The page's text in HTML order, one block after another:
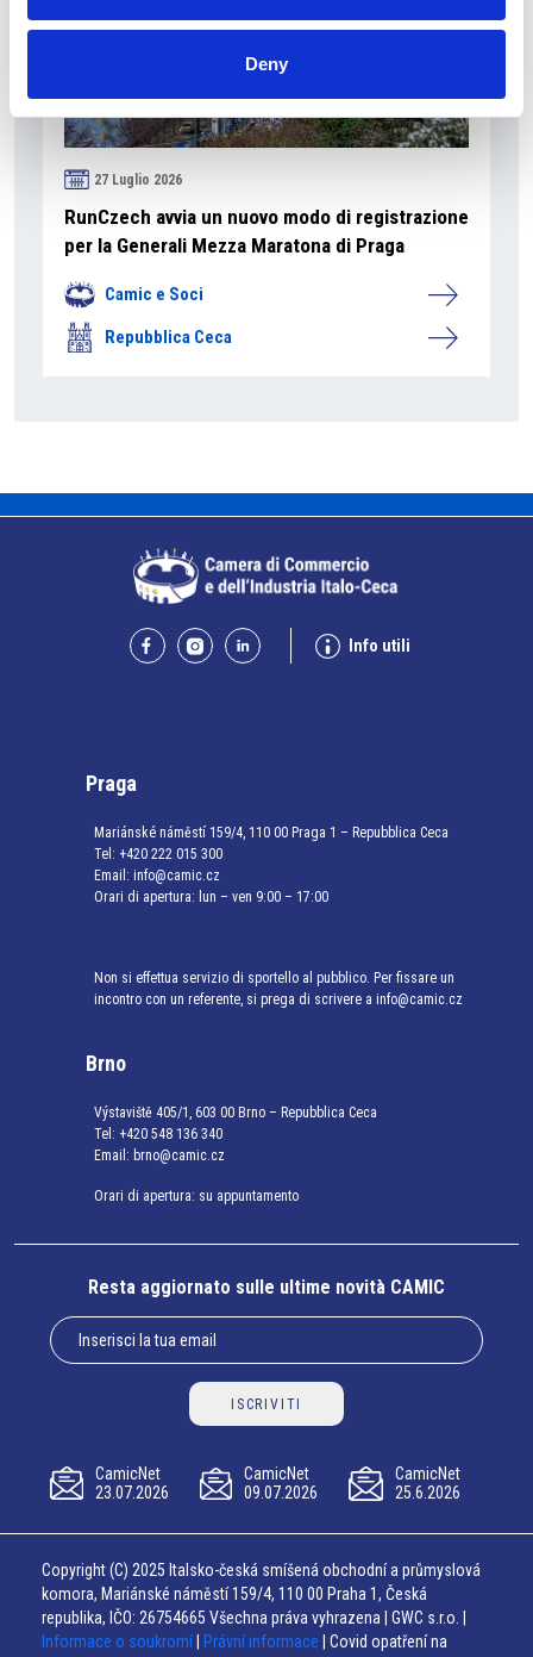
Deny
27 Luglio 2026
RunCzech avvia un nuovo modo di registrazione
per la Generali Mezza Maratona di Praga
Camic e Soci
Repubblica Ceca
Info utili
Praga
Mariánské náměstí 159/4, 110 00 Praga 1 – Repubblica Ceca
Tel: +420 222 015 300
Email: info@camic.cz
Orari di apertura: lun – ven 9:00 – 17:00
Non si effettua servizio di sportello al pubblico. Per fissare un
incontro con un referente, si prega di scrivere a info@camic.cz
Brno
Výstaviště 405/1, 603 00 Brno – Repubblica Ceca
Tel: +420 548 136 340
Email: brno@camic.cz
Orari di apertura: su appuntamento
Resta aggiornato sulle ultime novità CAMIC
ISCRIVITI
CamicNet
23.07.2026
CamicNet
09.07.2026
CamicNet
25.6.2026
Copyright (C) 2025 Italsko-česká smíšená obchodní a průmyslová
komora, Mariánské náměstí 159/4, 110 00 Praha 1, Česká
republika, IČO: 26754665 Všechna práva vyhrazena | GWC s.r.o. |
Informace o soukromí
Právní informace | Covid opatření na